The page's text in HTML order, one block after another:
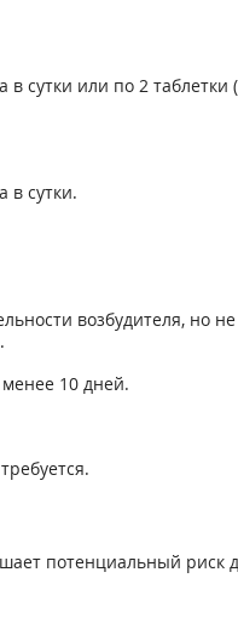
сутки или по 2 таблетки
в сутки.
возбудителя, но
10 дней.
потенциальный риск